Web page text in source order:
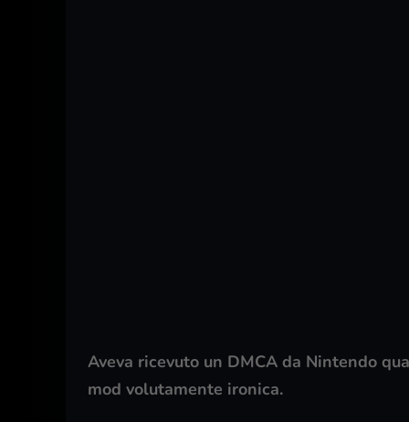
Aveva ricevuto un DMCA da Nintendo
mod volutamente ironica.